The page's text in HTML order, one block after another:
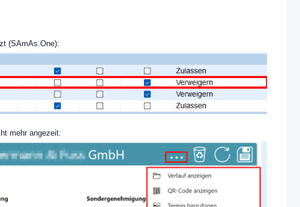
(SAmAs.One):
mehr angezeit: